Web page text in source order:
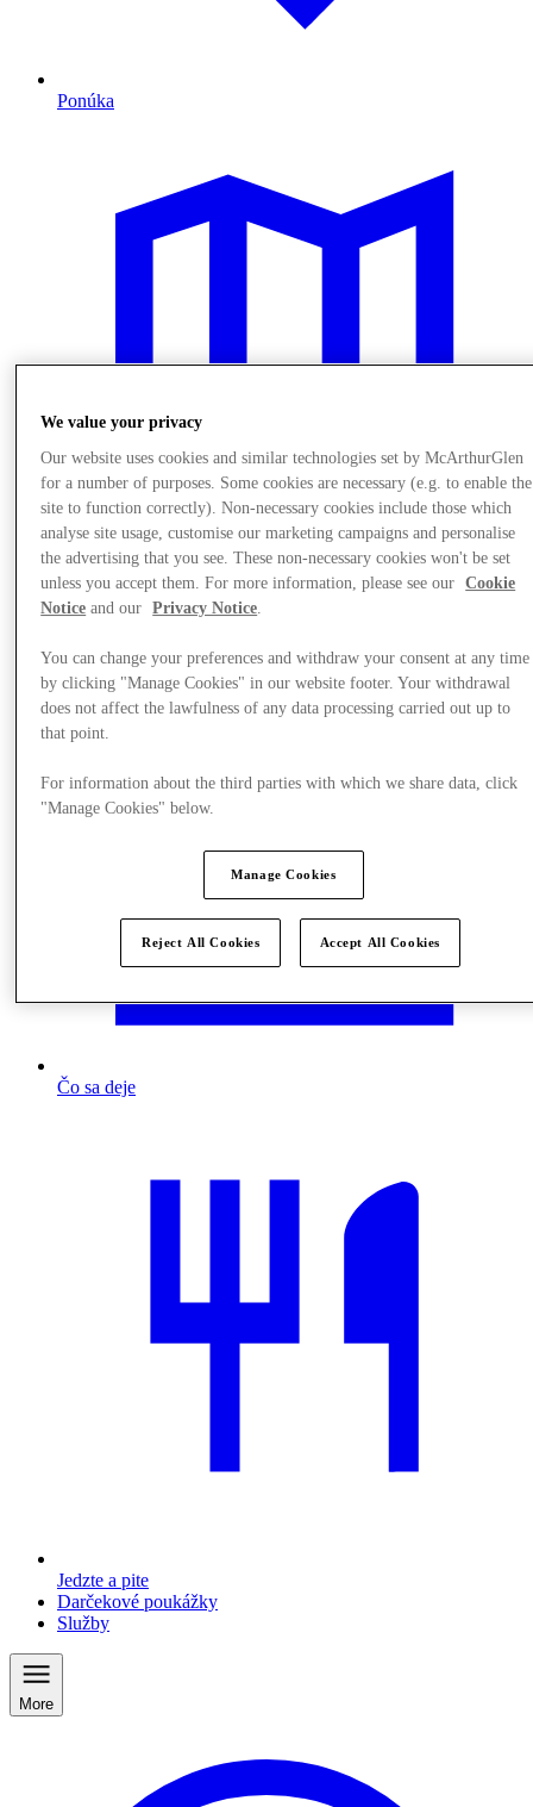
Ponúka
Návšteva
Čo sa deje
Jedzte a pite
Darčekové poukážky
Služby
More
We value your privacy
Our website uses cookies and similar technologies set by McArthurGlen
for a number of purposes. Some cookies are necessary (e.g. to enable the
site to function correctly). Non-necessary cookies include those which
analyse site usage, customise our marketing campaigns and personalise
the advertising that you see. These non-necessary cookies won't be set
unless you accept them. For more information, please see our
Cookie
Notice and our Privacy Notice
You can change your preferences and withdraw your consent at any time
by clicking "Manage Cookies" in our website footer. Your withdrawal
does not affect the lawfulness of any data processing carried out up to
that point.
For information about the third parties with which we share data, click
"Manage Cookies" below.
Manage Cookies
Reject All Cookies Accept All Cookies